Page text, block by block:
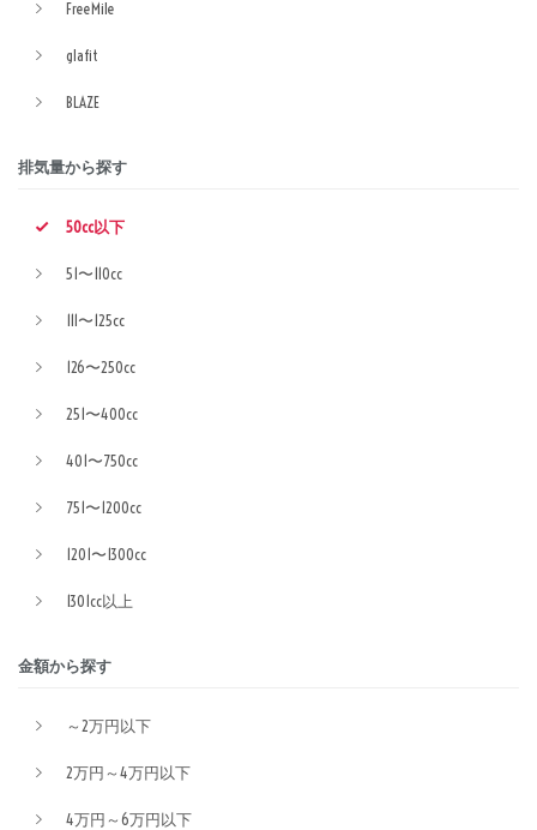
FreeMile
glafit
BLAZE
排気量から探す
50cc以下
51〜110cc
111〜125cc
126〜250cc
251〜400cc
401〜750cc
751〜1200cc
1201〜1300cc
1301cc以上
金額から探す
～2万円以下
2万円～4万円以下
4万円～6万円以下